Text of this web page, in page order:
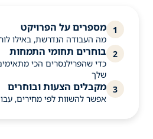
1 מספרים על הפרויקט
מה העבודה הנדרשת, באילו
2
בוחרים תחומי התמחות
כדי שהפרילנסרים הכי
שלך
3 מקבלים הצעות ובוחרים
אפשר להשוות לפי מחירים,